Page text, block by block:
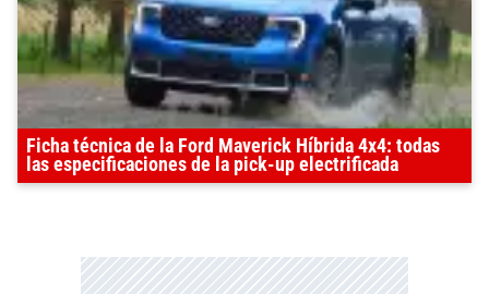
Ficha técnica de la Ford Maverick Híbrida 4x4: todas
las especificaciones de la pick-up electrificada